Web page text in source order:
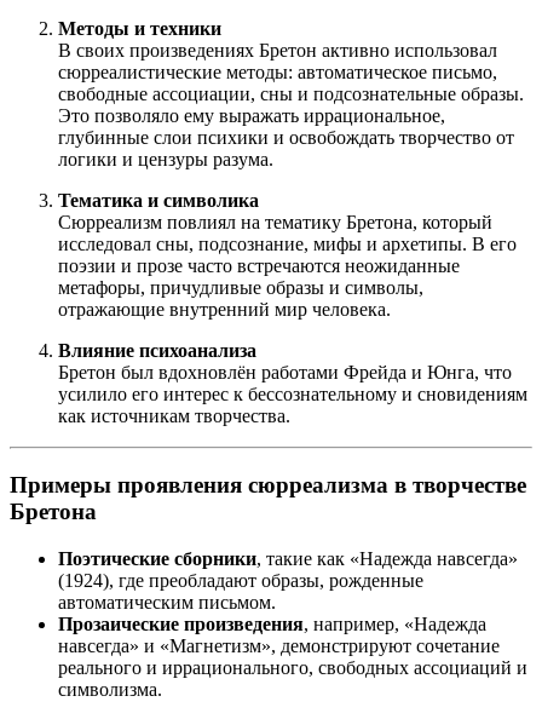
Методы и техники
В своих произведениях Бретон активно использовал
сюрреалистические методы: автоматическое письмо,
свободные ассоциации, сны и подсознательные образы.
Это позволяло ему выражать иррациональное,
глубинные слои психики и освобождать творчество от
логики и цензуры разума.
Тематика и символика
Сюрреализм повлиял на тематику Бретона, который
исследовал сны, подсознание, мифы и архетипы. В его
поэзии и прозе часто встречаются неожиданные
метафоры, причудливые образы и символы,
отражающие внутренний мир человека.
Влияние психоанализа
Бретон был вдохновлён работами Фрейда и Юнга, что
усилило его интерес к бессознательному и сновидениям
как источникам творчества.
Примеры проявления сюрреализма в творчестве
Бретона
Поэтические сборники, такие как «Надежда навсегда»
(1924), где преобладают образы, рожденные
автоматическим письмом.
Прозаические произведения, например, «Надежда
навсегда» и «Магнетизм», демонстрируют сочетание
реального и иррационального, свободных ассоциаций и
символизма.